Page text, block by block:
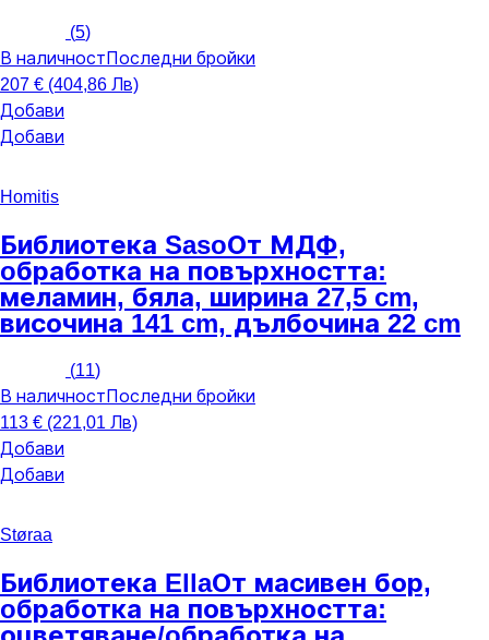
(5)
В наличност Последни бройки
207 € (404,86 Лв)
Добави
Добави
Homitis
Библиотека SasoОт МДФ,
oбработка на повърхността:
меламин, бяла, ширина 27,5 cm,
височина 141 cm, дълбочина 22 cm
(11)
В наличност Последни бройки
113 € (221,01 Лв)
Добави
Добави
Støraa
Библиотека EllaОт масивен бор,
oбработка на повърхността: